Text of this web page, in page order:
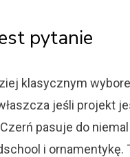
pytanie
klasycznym
jeśli projekt
pasuje do
i ornamentykę.